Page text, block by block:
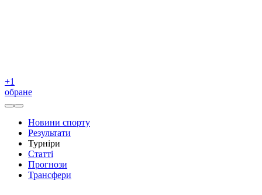
+1
обране
Новини спорту
Результати
Турніри
Статті
Прогнози
Трансфери